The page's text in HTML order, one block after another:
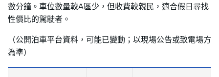
數分鐘。車位數量較A區少，但收費較親民，適合假日尋找
性價比的駕駛者。
（公開泊車平台資料，可能已變動；以現場公告或致電場方
為準）